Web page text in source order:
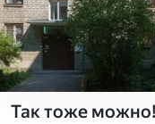
Так тоже